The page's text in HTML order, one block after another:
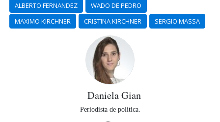
ALBERTO FERNANDEZ
WADO DE PEDRO
MAXIMO KIRCHNER
CRISTINA KIRCHNER SERGIO MASSA
Daniela Gian
Periodista de política.